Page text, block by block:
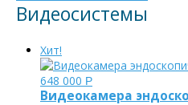
Флебэктомия (СДПВ)
Ларингоскопия
Видеосистемы
Хит!
648 000 Р
Видеокамера